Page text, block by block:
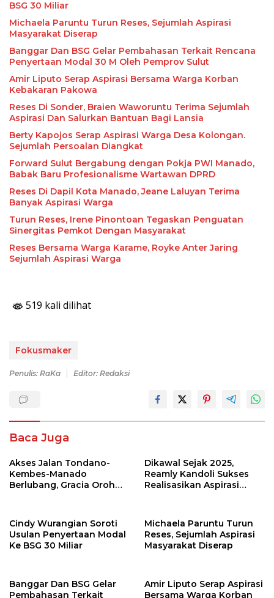
BSG 30 Miliar
Michaela Paruntu Turun Reses, Sejumlah Aspirasi
Masyarakat Diserap
Banggar Dan BSG Gelar Pembahasan Terkait Rencana
Penyertaan Modal 30 M Oleh Pemprov Sulut
Amir Liputo Serap Aspirasi Bersama Warga Korban
Kebakaran Pakowa
Reses Di Sonder, Braien Waworuntu Terima Sejumlah
Aspirasi Dan Salurkan Bantuan Bagi Lansia
Berty Kapojos Serap Aspirasi Warga Desa Kolongan.
Sejumlah Persoalan Diangkat
Forward Sulut Bergabung dengan Pokja PWI Manado,
Babak Baru Profesionalisme Wartawan DPRD
Reses Di Dapil Kota Manado, Jeane Laluyan Terima
Banyak Aspirasi Warga
Turun Reses, Irene Pinontoan Tegaskan Penguatan
Sinergitas Pemkot Dengan Masyarakat
Reses Bersama Warga Karame, Royke Anter Jaring
Sejumlah Aspirasi Warga
519 kali dilihat
Fokusmaker
Penulis: RaKa Editor: Redaksi
Baca Juga
Akses Jalan Tondano-
Kembes-Manado
Berlubang, Gracia Oroh
Dikawal Sejak 2025,
Reamly Kandoli Sukses
Realisasikan Aspirasi
Tahun Depan
Cindy Wurangian Soroti
Usulan Penyertaan Modal
Ke BSG 30 Miliar
Michaela Paruntu Turun
Reses, Sejumlah Aspirasi
Masyarakat Diserap
Banggar Dan BSG Gelar
Pembahasan Terkait
Amir Liputo Serap Aspirasi
Bersama Warga Korban